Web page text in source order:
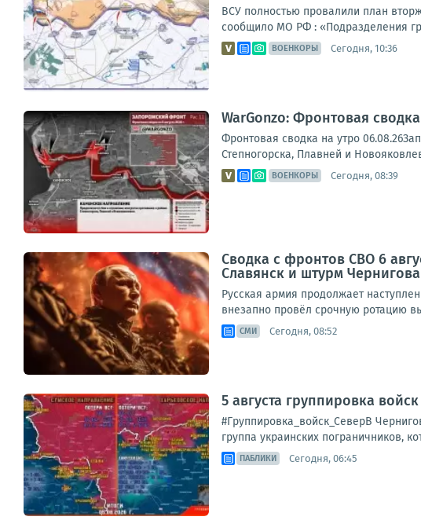
ВСУ полностью провалили план
сообщило МО РФ : «Подразделения
ВОЕНКОРЫ Сегодня, 10:36
WarGonzo: Фронтовая
Фронтовая сводка на утро
Степногорска, Плавней и
ВОЕНКОРЫ Сегодня, 08:39
Сводка с фронтов СВО 6
Славянск и штурм Чернигова
Русская армия продолжает
внезапно провёл срочную ротацию
СМИ Сегодня, 08:52
5 августа группировка
#Группировка_войск_СеверВ
группа украинских пограничников,
ПАБЛИКИ Сегодня, 06:45